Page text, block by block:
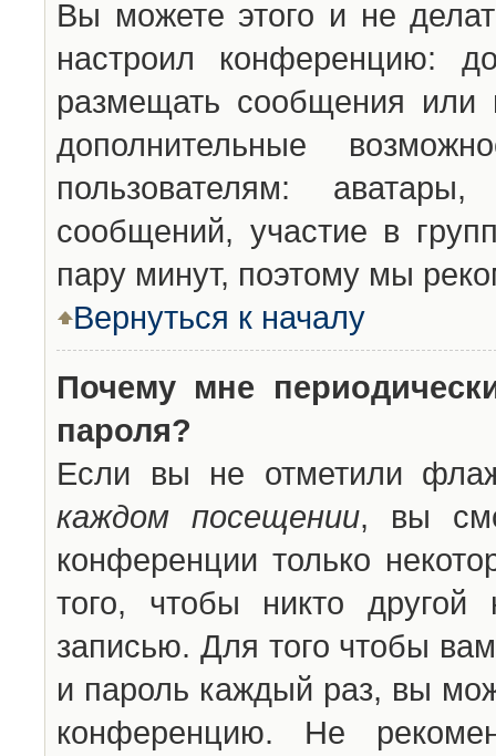
Вы можете этого и не
настроил конференцию:
размещать сообщения или
дополнительные
пользователям:
сообщений, участие в
пару минут, поэтому мы
Вернуться к началу
Почему мне
пароля?
Если вы не отметили
каждом посещении, вы
конференции только
того, чтобы никто другой
записью. Для того чтобы
и пароль каждый раз, вы
конференцию. Не